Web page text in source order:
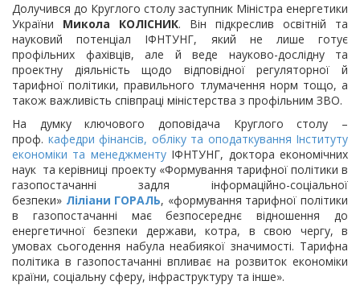
Долучився до Круглого столу заступник Міністра енергетики
України Микола КОЛІСНИК. Він підкреслив освітній та
науковий потенціал ІФНТУНГ, який не лише готує
профільних фахівців, але й веде науково-дослідну та
проектну діяльність щодо відповідної регуляторної й
тарифної політики, правильного тлумачення норм тощо, а
також важливість співпраці міністерства з профільним ЗВО.
На думку ключового доповідача Круглого столу –
проф. кафедри фінансів, обліку та оподаткування Інституту
економіки та менеджментуІФНТУНГ, доктора економічних
наук та керівниці проекту «Формування тарифної політики в
газопостачанні задля інформаційно-соціальної
безпеки» Ліліани ГОРАЛЬ, «формування тарифної політики
в газопостачанні має безпосереднє відношення до
енергетичної безпеки держави, котра, в свою чергу, в
умовах сьогодення набула неабиякої значимості. Тарифна
політика в газопостачанні впливає на розвиток економіки
країни, соціальну сферу, інфраструктуру та інше».